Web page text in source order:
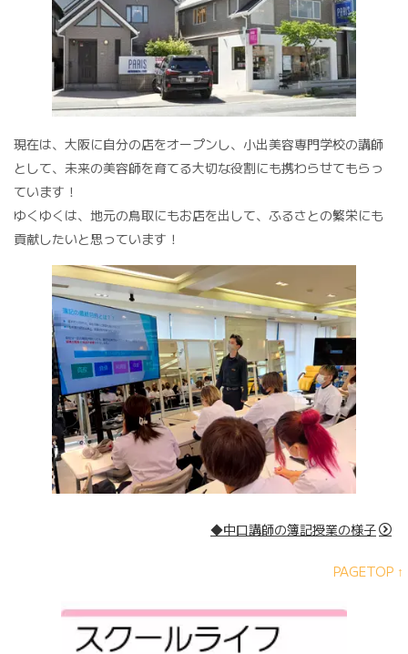
現在は、大阪に自分の店をオープンし、小出美容専門学校の講師
として、未来の美容師を育てる大切な役割にも携わらせてもらっ
ています！
ゆくゆくは、地元の鳥取にもお店を出して、ふるさとの繁栄にも
貢献したいと思っています！
◆中口講師の簿記授業の様子
PAGETOP ↑